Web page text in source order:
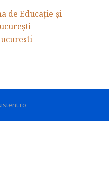
de Educație și